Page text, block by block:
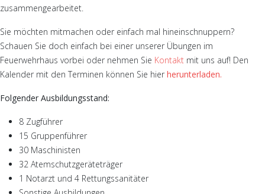
zusammengearbeitet.
Sie möchten mitmachen oder einfach mal hineinschnuppern?
Schauen Sie doch einfach bei einer unserer Übungen im
Feuerwehrhaus vorbei oder nehmen Sie Kontakt mit uns auf! Den
Kalender mit den Terminen können Sie hier herunterladen.
Folgender Ausbildungsstand:
8 Zugführer
15 Gruppenführer
30 Maschinisten
32 Atemschutzgeräteträger
1 Notarzt und 4 Rettungssanitäter